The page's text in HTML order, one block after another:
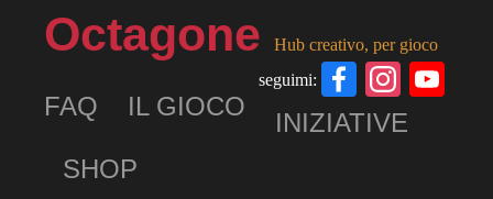
Octagone
Hub creativo, per gioco
seguimi:
Facebook
FAQ IL GIOCO
INIZIATIVE
SHOP